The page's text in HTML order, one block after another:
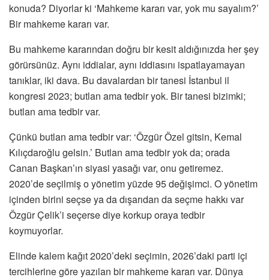
konuda? Diyorlar ki ‘Mahkeme kararı var, yok mu sayalım?’
Bir mahkeme kararı var.
Bu mahkeme kararından doğru bir kesit aldığınızda her şey
görürsünüz. Aynı iddialar, aynı iddiasını ispatlayamayan
tanıklar, iki dava. Bu davalardan bir tanesi İstanbul il
kongresi 2023; butlan ama tedbir yok. Bir tanesi bizimki;
butlan ama tedbir var.
Çünkü butlan ama tedbir var: ‘Özgür Özel gitsin, Kemal
Kılıçdaroğlu gelsin.’ Butlan ama tedbir yok da; orada
Canan Başkan’ın siyasi yasağı var, onu getiremez.
2020’de seçilmiş o yönetim yüzde 95 değişimci. O yönetim
içinden birini seçse ya da dışarıdan da seçme hakkı var
Özgür Çelik’i seçerse diye korkup oraya tedbir
koymuyorlar.
Elinde kalem kağıt 2020’deki seçimin, 2026’daki parti içi
tercihlerine göre yazılan bir mahkeme kararı var. Dünya